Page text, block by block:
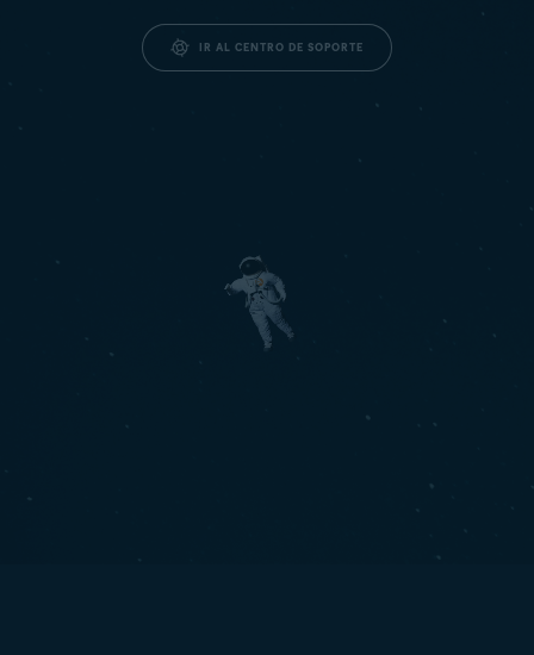
IR AL CENTRO DE SOPORTE